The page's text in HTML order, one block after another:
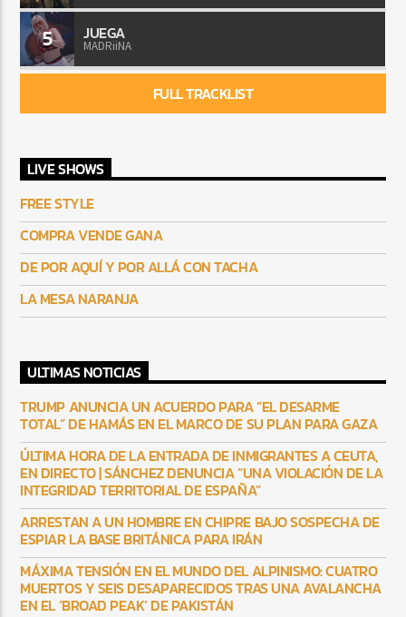
5 JUEGA
MADRiiNA
FULL TRACKLIST
LIVE SHOWS
FREE STYLE
COMPRA VENDE GANA
DE POR AQUÍ Y POR ALLÁ CON TACHA
LA MESA NARANJA
ULTIMAS NOTICIAS
TRUMP ANUNCIA UN ACUERDO PARA “EL DESARME
TOTAL” DE HAMÁS EN EL MARCO DE SU PLAN PARA GAZA
ÚLTIMA HORA DE LA ENTRADA DE INMIGRANTES A CEUTA,
EN DIRECTO | SÁNCHEZ DENUNCIA “UNA VIOLACIÓN DE LA
INTEGRIDAD TERRITORIAL DE ESPAÑA”
ARRESTAN A UN HOMBRE EN CHIPRE BAJO SOSPECHA DE
ESPIAR LA BASE BRITÁNICA PARA IRÁN
MÁXIMA TENSIÓN EN EL MUNDO DEL ALPINISMO: CUATRO
MUERTOS Y SEIS DESAPARECIDOS TRAS UNA AVALANCHA
EN EL ‘BROAD PEAK’ DE PAKISTÁN